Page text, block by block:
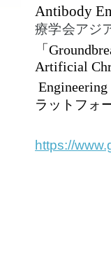
Antibody
療学会アジ
「
Artificial
Engineering
ラットフォ
https://